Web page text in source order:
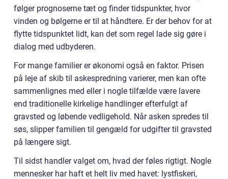
følger prognoserne tæt og finder tidspunkter, hvor
vinden og bølgerne er til at håndtere. Er der behov for at
flytte tidspunktet lidt, kan det som regel lade sig gøre i
dialog med udbyderen.
For mange familier er økonomi også en faktor. Prisen
på leje af skib til askespredning varierer, men kan ofte
sammenlignes med eller i nogle tilfælde være lavere
end traditionelle kirkelige handlinger efterfulgt af
gravsted og løbende vedligehold. Når asken spredes til
søs, slipper familien til gengæld for udgifter til gravsted
på længere sigt.
Til sidst handler valget om, hvad der føles rigtigt. Nogle
mennesker har haft et helt liv med havet: lystfiskeri,